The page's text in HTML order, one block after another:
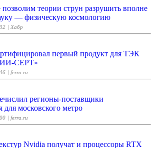
теории струн разрушить вполне
— физическую космологию
| Хабр
первый продукт для ТЭК
СЕРТ»
| ferra.ru
регионы-поставщики
для московского метро
| ferra.ru
Nvidia получат и процессоры RTX